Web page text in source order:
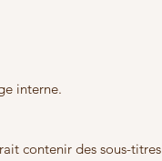
interne.
contenir des sous-titres